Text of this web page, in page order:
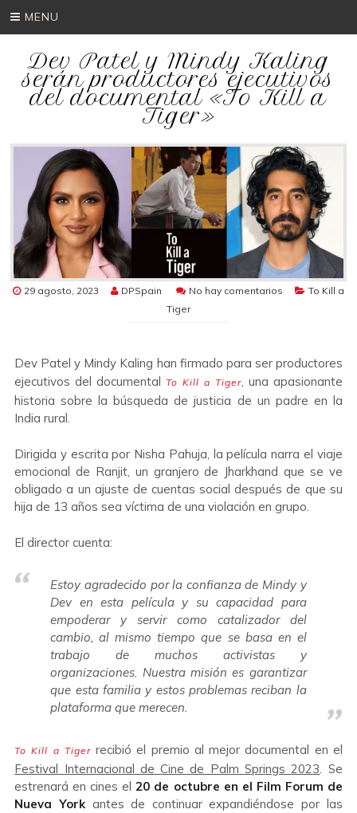
MENU
Dev Patel y Mindy Kaling
serán productores ejecutivos
del documental «To Kill a
Tiger»
29 agosto, 2023 DPSpain No hay comentarios
To Kill a
Tiger
Dev Patel y Mindy Kaling han firmado para ser productores
ejecutivos del documental
To Kill a Tiger, una apasionante
historia sobre la búsqueda de justicia de un padre en la
India rural.
Dirigida y escrita por Nisha Pahuja, la película narra el viaje
emocional de Ranjit, un granjero de Jharkhand que se ve
obligado a un ajuste de cuentas social después de que su
hija de 13 años sea víctima de una violación en grupo.
El director cuenta:
Estoy agradecido por la confianza de Mindy y
Dev en esta película y su capacidad para
empoderar y servir como catalizador del
cambio, al mismo tiempo que se basa en el
trabajo de muchos activistas y
organizaciones. Nuestra misión es garantizar
que esta familia y estos problemas reciban la
plataforma que merecen.
To Kill a Tigerrecibió el premio al mejor documental en el
Festival Internacional de Cine de Palm Springs 2023. Se
estrenará en cines el20 de octubre en el Film Forum de
Nueva Yorkantes de continuar expandiéndose por las